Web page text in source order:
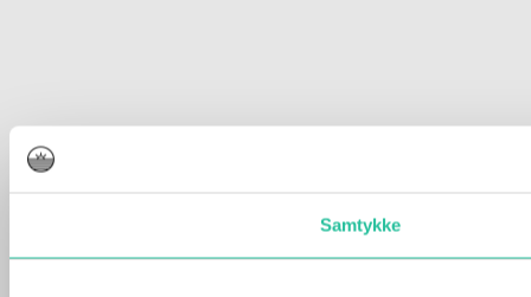
Samtykke